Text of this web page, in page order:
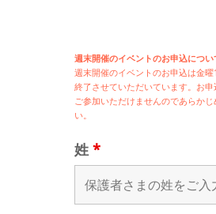
週末開催のイベントのお申込につい
週末開催のイベントのお申込は金曜
終了させていただいています。お
ご参加いただけませんのであらかじ
い。
姓 *